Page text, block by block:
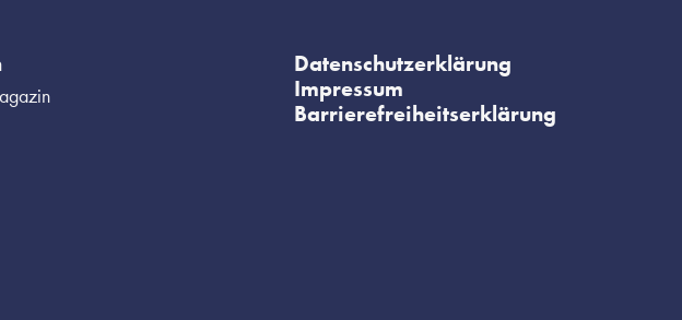
Datenschutzerklärung
Impressum
Barrierefreiheitserklärung